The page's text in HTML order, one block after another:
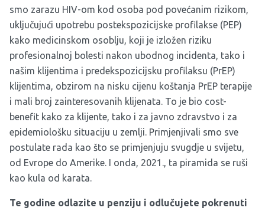
smo zarazu HIV-om kod osoba pod povećanim rizikom,
uključujući upotrebu postekspozicijske profilakse (PEP)
kako medicinskom osoblju, koji je izložen riziku
profesionalnoj bolesti nakon ubodnog incidenta, tako i
našim klijentima i predekspozicijsku profilaksu (PrEP)
klijentima, obzirom na nisku cijenu koštanja PrEP terapije
i mali broj zainteresovanih klijenata. To je bio cost-
benefit kako za klijente, tako i za javno zdravstvo i za
epidemiološku situaciju u zemlji. Primjenjivali smo sve
postulate rada kao što se primjenjuju svugdje u svijetu,
od Evrope do Amerike. I onda, 2021., ta piramida se ruši
kao kula od karata.
Te godine odlazite u penziju i odlučujete pokrenuti